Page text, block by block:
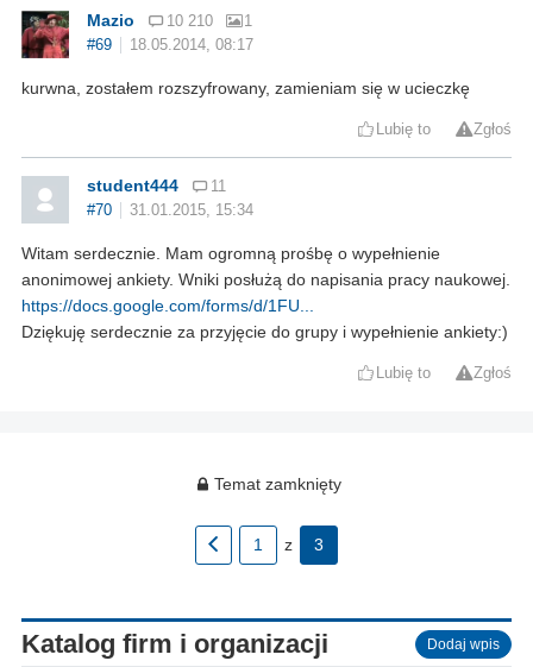
Mazio 10 210
1
#69
18.05.2014, 08:17
kurwna, zostałem rozszyfrowany, zamieniam się w ucieczkę
Lubię to Zgłoś
student444
11
#70
31.01.2015, 15:34
Witam serdecznie. Mam ogromną prośbę o wypełnienie
anonimowej ankiety. Wniki posłużą do napisania pracy naukowej.
https://docs.google.com/forms/d/1FU...
Dziękuję serdecznie za przyjęcie do grupy i wypełnienie ankiety:)
Lubię to Zgłoś
Temat zamknięty
1 z 3
Katalog firm i organizacji Dodaj wpis